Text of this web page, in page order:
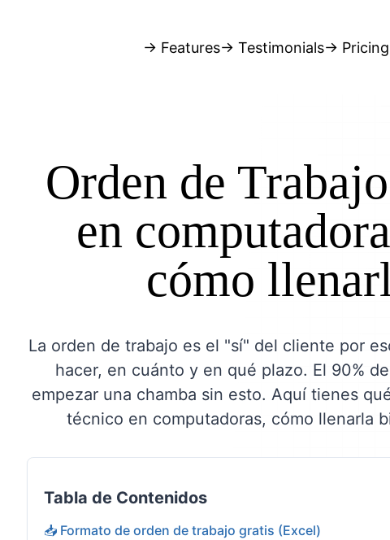
→ Features→ Testimonials→ Pricing
Orden de
en
cómo
La orden de trabajo es el "sí" del cliente por
hacer, en cuánto y en qué plazo. El 90%
empezar una chamba sin esto. Aquí tienes
técnico en computadoras, cómo llenarla
Tabla de Contenidos
📥 Formato de orden de trabajo gratis (Excel)